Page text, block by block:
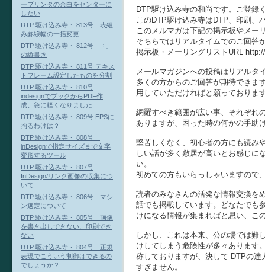
DTP駆け込み寺の和尚です。ご登録
このDTP駆け込み寺はDTP、印刷、
このメルマガは下記の掲示板やメー
そちらではリアルタイムでのご回答
掲示板・メーリングリストURL
メールマガジンへの投稿はリアルタ
多くの方からのご回答が期待できま
用していただければと願っておりま
網羅すべき範囲が広い事、それぞれ
ありますが、困った時の何かの手助
堅苦しくなく、初心者の方にも読み
しい話が多く敷居が高いとお感じに
い。
初めての方もいらっしゃいますので
読者のみなさんの活発な情報交換を
話でも掲載しています。どなたでも
けになる情報が集まればと思い、こ
しかし、これは本来、公の場では難
けしてしまう危険性が多々あります
称しておりますが、決して DTPの
すぎません。
ープリンタの余白をセンターに
したい
DTP 駆け込み寺・ 813号 表組
み罫線幅の一括変更
DTP 駆け込み寺・ 812号 「÷」
の縦書き
DTP 駆け込み寺・ 811号 テキス
トフレーム設定したものを分割
DTP 駆け込み寺・ 810号
indesignでブックからPDF作
成、急に軽くなりました
DTP 駆け込み寺・ 809号 EPSに
拘るわけは？
DTP 駆け込み寺・ 808号
inDesignで指定サイズまで文字
変形するツール
DTP 駆け込み寺・ 807号
InDesign/リンク画像の収集につ
いて
DTP 駆け込み寺・ 806号 マシ
ン選定について
DTP 駆け込み寺・ 805号 画像
を書き出しできない、印刷でき
ない
DTP 駆け込み寺・ 804号 正規
表現でこういう制御はできるの
でしょうか？